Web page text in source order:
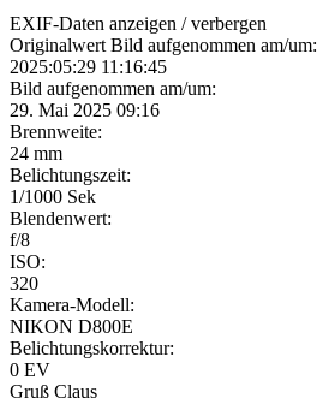
EXIF-Daten anzeigen / verbergen
Originalwert Bild aufgenommen am/um:
2025:05:29 11:16:45
Bild aufgenommen am/um:
29. Mai 2025 09:16
Brennweite:
24 mm
Belichtungszeit:
1/1000 Sek
Blendenwert:
f/8
ISO:
320
Kamera-Modell:
NIKON D800E
Belichtungskorrektur:
0 EV
Gruß Claus